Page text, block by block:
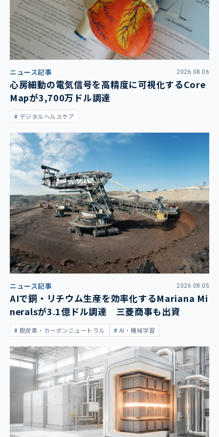
ニュース記事 2026.08.06
心房細動の電気信号を高精度に可視化するCore
Mapが3,700万ドル調達
デジタルヘルスケア
ニュース記事 2026.08.05
AIで銅・リチウム生産を効率化するMariana Mi
neralsが3.1億ドル調達 三菱商事も出資
脱炭素・カーボンニュートラル AI・機械学習